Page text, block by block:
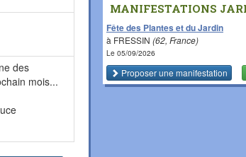
des
mois...
MANIFESTATIONS
Fête des Plantes et du Jardin
à FRESSIN (62, France)
Le 05/09/2026
Proposer une manifestation